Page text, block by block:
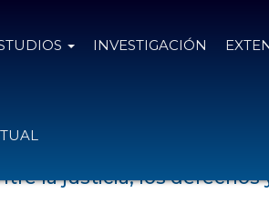
INVESTIGACIÓN
la justicia, los derechos